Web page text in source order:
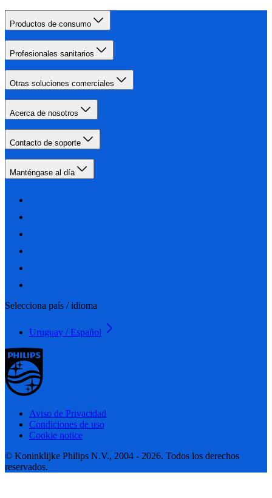
Productos de consumo
Profesionales sanitarios
Otras soluciones comerciales
Acerca de nosotros
Contacto de soporte
Manténgase al día
Selecciona país / idioma
Uruguay / Español
Aviso de Privacidad
Condiciones de uso
Cookie notice
© Koninklijke Philips N.V., 2004 - 2026. Todos los derechos
reservados.